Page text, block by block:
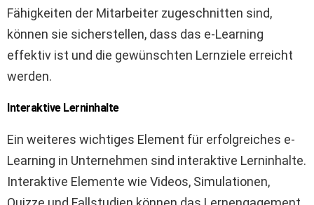
Fähigkeiten der Mitarbeiter zugeschnitten sind,
können sie sicherstellen, dass das e-Learning
effektiv ist und die gewünschten Lernziele erreicht
werden.
Interaktive Lerninhalte
Ein weiteres wichtiges Element für erfolgreiches e-
Learning in Unternehmen sind interaktive Lerninhalte.
Interaktive Elemente wie Videos, Simulationen,